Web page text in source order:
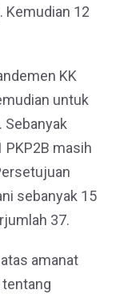
Kemudian 12
KK
untuk
Sebanyak
PKP2B masih
sebanyak 15
37.
amanat